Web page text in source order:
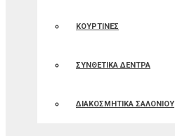
ΚΟΥΡΤΙΝΕΣ
ΣΥΝΘΕΤΙΚΑ ΔΕΝΤΡΑ
ΔΙΑΚΟΣΜΗΤΙΚΑ ΣΑΛΟΝΙΟΥ